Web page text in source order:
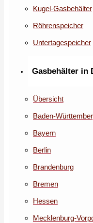
Kugel-Gasbehälter
Röhrenspeicher
Untertagespeicher
Gasbehälter in
Übersicht
Baden-
Bayern
Berlin
Brandenburg
Bremen
Hessen
Mecklenburg-